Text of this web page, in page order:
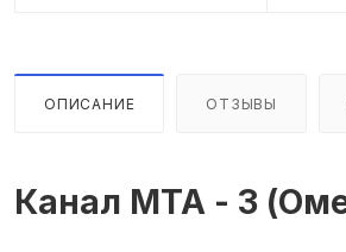
ОПИСАНИЕ ОТЗЫВЫ
Канал МТА - 3